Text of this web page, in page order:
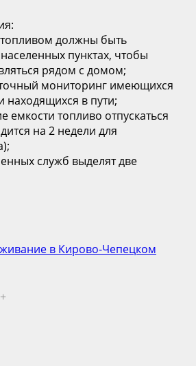
должны быть
пунктах, чтобы
рядом с домом;
мониторинг имеющихся
находящихся в пути;
емкости топливо отпускаться
на 2 недели для
служб выделят две
в Кирово-Чепецком